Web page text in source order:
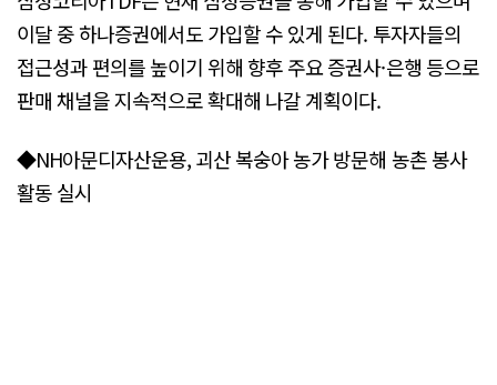
이달 중 하나증권에서도 가입할 수 있게 된다. 투자자들의
접근성과 편의를 높이기 위해 향후 주요 증권사·은행 등으로
판매 채널을 지속적으로 확대해 나갈 계획이다.
◆NH아문디자산운용, 괴산 복숭아 농가 방문해 농촌 봉사
활동 실시